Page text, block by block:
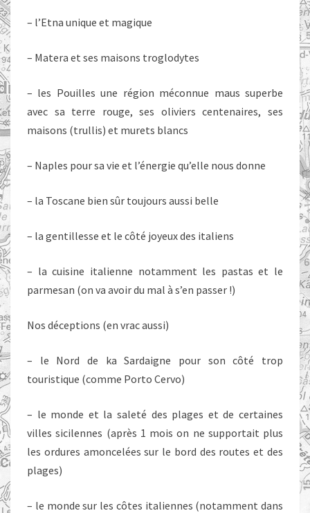
– l’Etna unique et magique
– Matera et ses maisons troglodytes
– les Pouilles une région méconnue maus superbe
avec sa terre rouge, ses oliviers centenaires, ses
maisons (trullis) et murets blancs
– Naples pour sa vie et l’énergie qu’elle nous donne
– la Toscane bien sûr toujours aussi belle
– la gentillesse et le côté joyeux des italiens
– la cuisine italienne notamment les pastas et le
parmesan (on va avoir du mal à s’en passer !)
Nos déceptions (en vrac aussi)
– le Nord de ka Sardaigne pour son côté trop
touristique (comme Porto Cervo)
– le monde et la saleté des plages et de certaines
villes sicilennes (après 1 mois on ne supportait plus
les ordures amoncelées sur le bord des routes et des
plages)
– le monde sur les côtes italiennes (notamment dans